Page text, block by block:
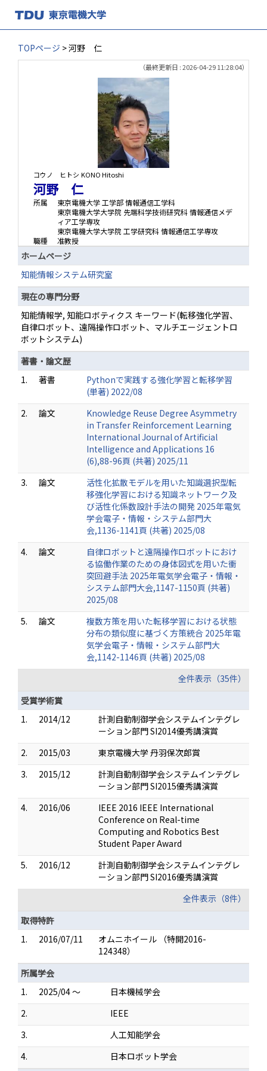
TOPページ > 河野 仁
（最終更新日 : 2026-04-29 11:28:04）
コウノ ヒトシ KONO Hitoshi
河野 仁
所属
東京電機大学 工学部 情報通信工学科
東京電機大学大学院 先端科学技術研究科 情報通信メデ
ィア工学専攻
東京電機大学大学院 工学研究科 情報通信工学専攻
職種
准教授
ホームページ
知能情報システム研究室
現在の専門分野
知能情報学, 知能ロボティクス キーワード(転移強化学習、
自律ロボット、遠隔操作ロボット、マルチエージェントロ
ボットシステム)
著書・論文歴
1.
著書
Pythonで実践する強化学習と転移学習
(単著) 2022/08
2.
論文
Knowledge Reuse Degree Asymmetry
in Transfer Reinforcement Learning
International Journal of Artificial
Intelligence and Applications 16
(6),88-96頁 (共著) 2025/11
3.
論文
活性化拡散モデルを⽤いた知識選択型転
移強化学習における知識ネットワーク及
び活性化係数設計⼿法の開発 2025年電気
学会電子・情報・システム部門大
会,1136-1141頁 (共著) 2025/08
4.
論文
自律ロボットと遠隔操作ロボットにおけ
る協働作業のための身体図式を用いた衝
突回避手法 2025年電気学会電子・情報・
システム部門大会,1147-1150頁 (共著)
2025/08
5.
論文
複数方策を用いた転移学習における状態
分布の類似度に基づく方策統合 2025年電
気学会電子・情報・システム部門大
会,1142-1146頁 (共著) 2025/08
全件表示（35件）
受賞学術賞
1.
2014/12
計測自動制御学会システムインテグレ
ーション部門 SI2014優秀講演賞
2.
2015/03
東京電機大学 丹羽保次郎賞
3.
2015/12
計測自動制御学会システムインテグレ
ーション部門 SI2015優秀講演賞
4.
2016/06
IEEE 2016 IEEE International
Conference on Real-time
Computing and Robotics Best
Student Paper Award
5.
2016/12
計測自動制御学会システムインテグレ
ーション部門 SI2016優秀講演賞
全件表示（8件）
取得特許
1.
2016/07/11
オムニホイール （特開2016-
124348）
所属学会
1.
2025/04 ～
日本機械学会
2.
IEEE
3.
人工知能学会
4.
日本ロボット学会